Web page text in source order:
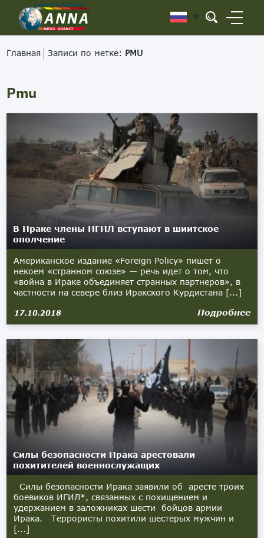
Главная Записи по метке: PMU
Pmu
В Ираке члены ИГИЛ вступают в шиитское
ополчение
Американское издание «Foreign Policy» пишет о
некоем «странном союзе» — речь идет о том, что
«война в Ираке объединяет странных партнеров», в
частности на севере близ Иракского Курдистана [...]
17.10.2018 Подробнее
Силы безопасности Ирака арестовали
похитителей военнослужащих
Силы безопасности Ирака заявили об аресте троих
боевиков ИГИЛ*, связанных с похищением и
удержанием в заложниках шести бойцов армии
Ирака. Террористы похитили шестерых мужчин и
[...]